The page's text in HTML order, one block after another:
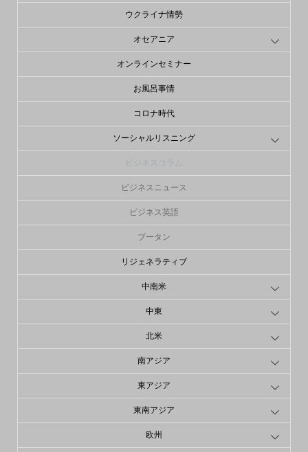
ウクライナ情勢
オセアニア
オンラインセミナー
お風呂事情
コロナ時代
ソーシャルリスニング
ビジネスコラム
ビジネスニュース
ビジネス英語
ブータン
リジェネラティブ
中南米
中東
北米
南アジア
東アジア
東南アジア
欧州